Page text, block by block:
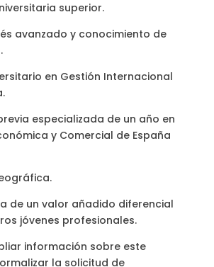
superior.
avanzado y conocimiento de
en Gestión Internacional
especializada de un año en
y Comercial de España
de un valor añadido diferencial
jóvenes profesionales.
información sobre este
la solicitud de